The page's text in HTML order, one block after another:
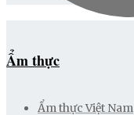
Ẩm thực
Ẩm thực Việt Nam